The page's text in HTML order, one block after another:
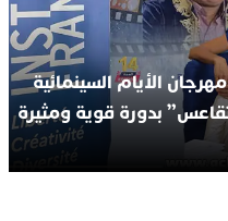
الأيام السينمائية
بدورة قوية ومثيرة